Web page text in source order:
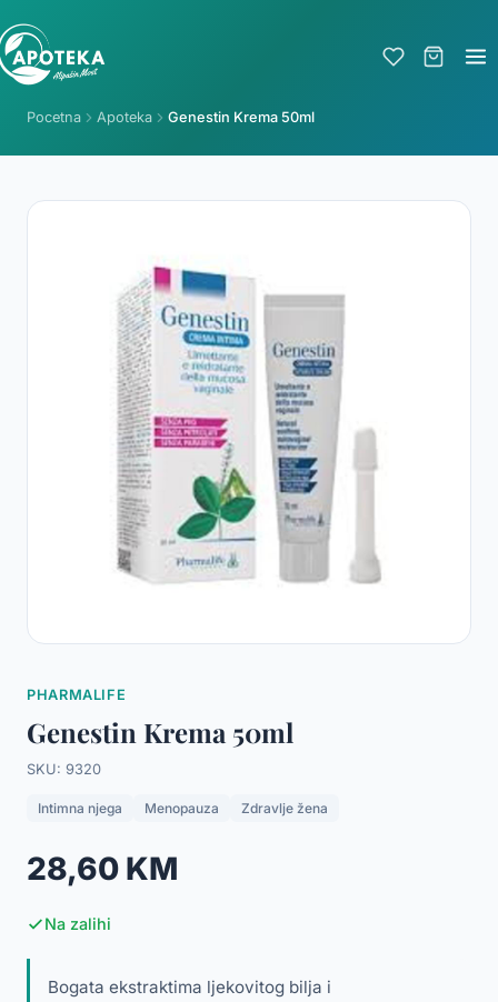
Pocetna Apoteka Genestin Krema 50ml
PHARMALIFE
Genestin Krema 50ml
SKU: 9320
Intimna njega Menopauza Zdravlje žena
28,60 KM
Na zalihi
Bogata ekstraktima ljekovitog bilja i